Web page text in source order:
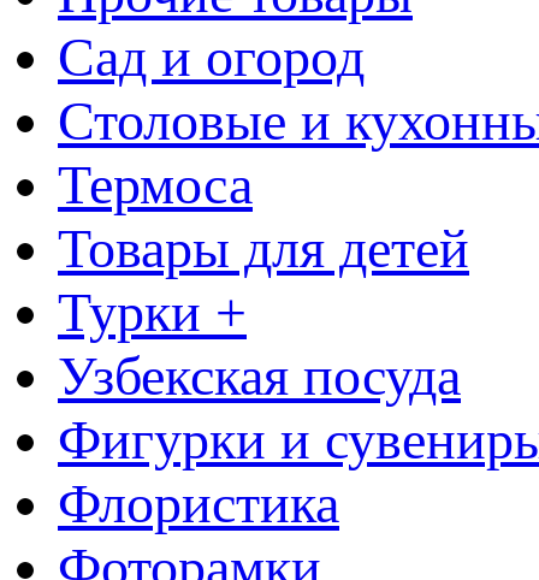
Сад и огород
Столовые и
Термоса
Товары для детей
Турки +
Узбекская посуда
Фигурки и
Флористика
Фоторамки